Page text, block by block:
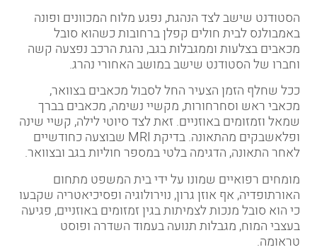
הסטודנט שישב לצד הנהגת, נפגע מלוח המכוונים ופונה
באמבולנס לבית חולים קפלן ברחובות כשהוא סובל
מכאבים בצלעות וממגבלות בגב, נהגת הרכב נפצעה קשה
וחברו של הסטודנט שישב במושב האחורי נהרג.
ככל שחלף הזמן הצעיר החל לסבול מכאבים בצוואר,
מכאבי ראש וסחרחורות, מקשיי נשימה, מכאבים בברך
שמאל וזמזומים באוזניים. זאת לצד סיוטי לילה, קשיי שינה
ופלאשבקים מהתאונה. בדיקת MRI שבוצעה כחודשיים
לאחר התאונה, הדגימה בלטי במספר חוליות בגב ובצוואר.
מומחים רפואיים שמונו על ידי בית המשפט מתחום
האורתופדיה, אף אוזן גרון, נוירולוגיה ופסיכיאטריה שקבעו
כי הוא סובל מנכות לצמיתות בגין זמזומים באוזניים, פגיעה
בעצבי המוח, מגבלות תנועה בעמוד השדרה ופוסט
טראומה.